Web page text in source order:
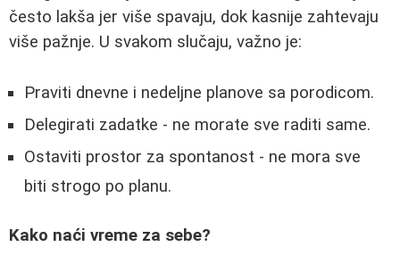
često lakša jer više spavaju, dok kasnije zahtevaju
više pažnje. U svakom slučaju, važno je:
Praviti dnevne i nedeljne planove sa porodicom.
Delegirati zadatke - ne morate sve raditi same.
Ostaviti prostor za spontanost - ne mora sve
biti strogo po planu.
Kako naći vreme za sebe?